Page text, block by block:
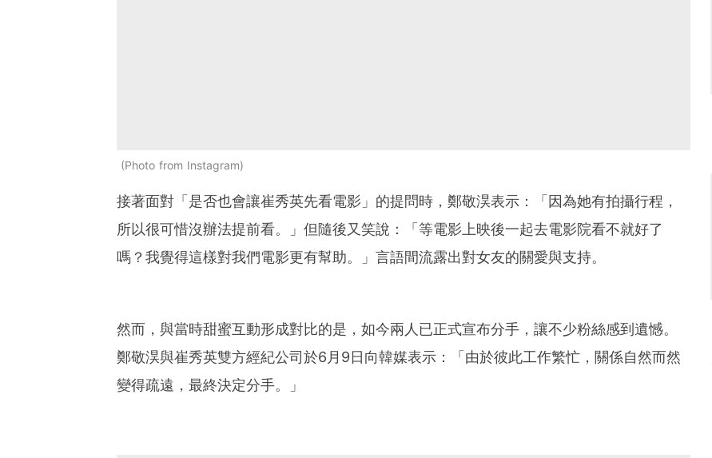
Photo from Instagram
接著面對「是否也會讓崔秀英先看電影」的提問時，鄭敬淏表示：「因為她有拍攝行程，
所以很可惜沒辦法提前看。」但隨後又笑說：「等電影上映後一起去電影院看不就好了
嗎？我覺得這樣對我們電影更有幫助。」言語間流露出對女友的關愛與支持。
然而，與當時甜蜜互動形成對比的是，如今兩人已正式宣布分手，讓不少粉絲感到遺憾。
鄭敬淏與崔秀英雙方經紀公司於6月9日向韓媒表示：「由於彼此工作繁忙，關係自然而然
變得疏遠，最終決定分手。」